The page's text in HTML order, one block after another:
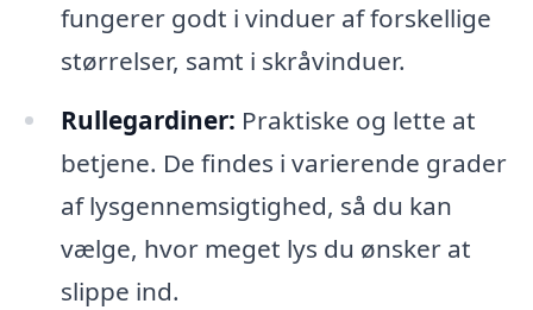
fungerer godt i vinduer af forskellige
størrelser, samt i skråvinduer.
Rullegardiner: Praktiske og lette at
betjene. De findes i varierende grader
af lysgennemsigtighed, så du kan
vælge, hvor meget lys du ønsker at
slippe ind.